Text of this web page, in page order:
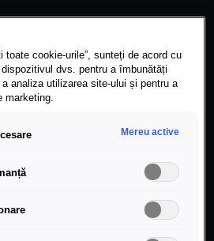
18
martie, anul acesta, Audi va
propria sa echipă de uzină.
echipă prin articole
în sportul-rege al
compusă din articole
toate cookie-urile”, sunteți de acord cu
dvs. pentru a îmbunătăți
analiza utilizarea site-ului și pentru a
marketing.
Mereu active